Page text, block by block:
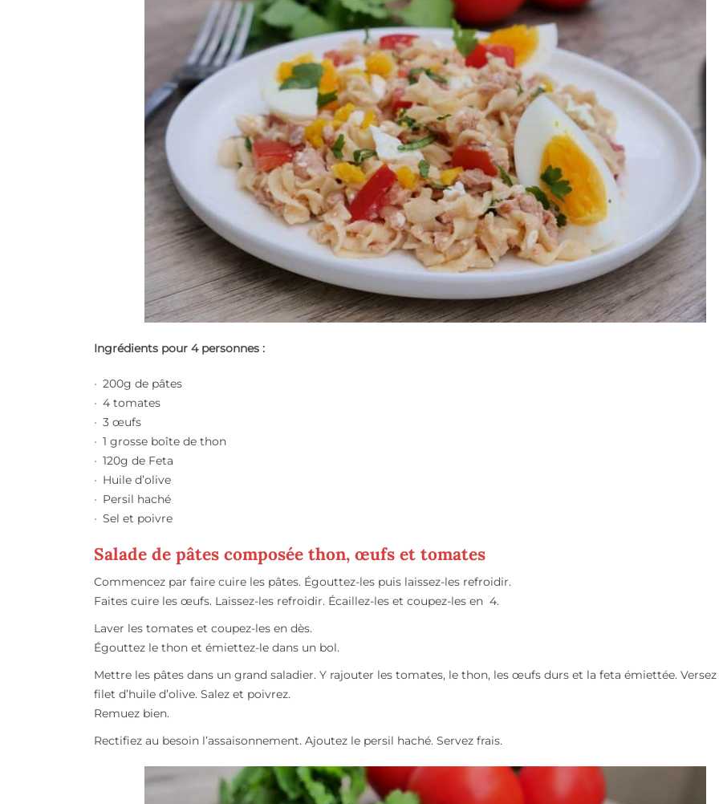
Ingrédients pour 4 personnes :
200g de pâtes
4 tomates
3 œufs
1 grosse boîte de thon
120g de Feta
Huile d’olive
Persil haché
Sel et poivre
Salade de pâtes composée thon, œufs et tomates
Commencez par faire cuire les pâtes. Égouttez-les puis laissez-les refroidir.
Faites cuire les œufs. Laissez-les refroidir. Écaillez-les et coupez-les en 4.
Laver les tomates et coupez-les en dès.
Égouttez le thon et émiettez-le dans un bol.
Mettre les pâtes dans un grand saladier. Y rajouter les tomates, le thon, les œufs durs et la feta émiettée.
filet d’huile d’olive. Salez et poivrez.
Remuez bien.
Rectifiez au besoin l’assaisonnement. Ajoutez le persil haché. Servez frais.